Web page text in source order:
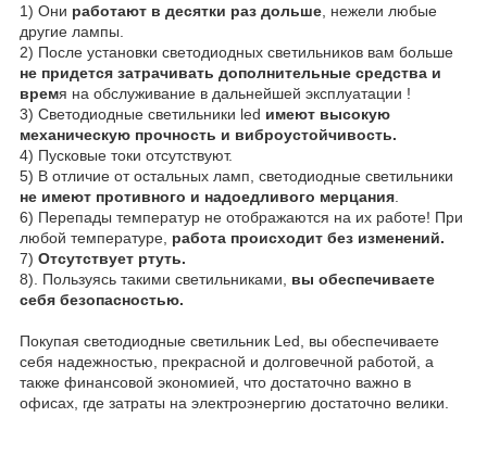
1) Они работают в десятки раз дольше , нежели любые
другие лампы.
2) После установки светодиодных светильников вам больше
не придется затрачивать дополнительные средства и
время на обслуживание в дальнейшей эксплуатации !
3) Светодиодные светильники led имеют высокую
механическую прочность и виброустойчивость.
4) Пусковые токи отсутствуют.
5) В отличие от остальных ламп, светодиодные светильники
не имеют противного и надоедливого мерцания
6) Перепады температур не отображаются на их работе! При
любой температуре, работа происходит без изменений.
7) Отсутствует ртуть.
8). Пользуясь такими светильниками, вы обеспечиваете
себя безопасностью.
Покупая светодиодные светильник Led, вы обеспечиваете
себя надежностью, прекрасной и долговечной работой, а
также финансовой экономией, что достаточно важно в
офисах, где затраты на электроэнергию достаточно велики.